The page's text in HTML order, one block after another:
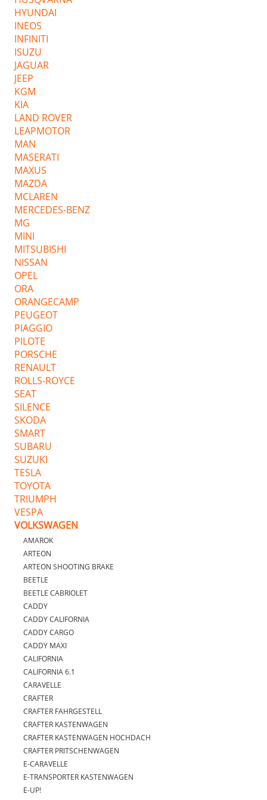
HYUNDAI
INEOS
INFINITI
ISUZU
JAGUAR
JEEP
KGM
KIA
LAND ROVER
LEAPMOTOR
MAN
MASERATI
MAXUS
MAZDA
MCLAREN
MERCEDES-BENZ
MG
MINI
MITSUBISHI
NISSAN
OPEL
ORA
ORANGECAMP
PEUGEOT
PIAGGIO
PILOTE
PORSCHE
RENAULT
ROLLS-ROYCE
SEAT
SILENCE
SKODA
SMART
SUBARU
SUZUKI
TESLA
TOYOTA
TRIUMPH
VESPA
VOLKSWAGEN
AMAROK
ARTEON
ARTEON SHOOTING BRAKE
BEETLE
BEETLE CABRIOLET
CADDY
CADDY CALIFORNIA
CADDY CARGO
CADDY MAXI
CALIFORNIA
CALIFORNIA 6.1
CARAVELLE
CRAFTER
CRAFTER FAHRGESTELL
CRAFTER KASTENWAGEN
CRAFTER KASTENWAGEN HOCHDACH
CRAFTER PRITSCHENWAGEN
E-CARAVELLE
E-TRANSPORTER KASTENWAGEN
E-UP!